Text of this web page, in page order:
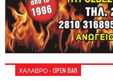
ΧΑΛΑΒΡΟ - OPEN BAR